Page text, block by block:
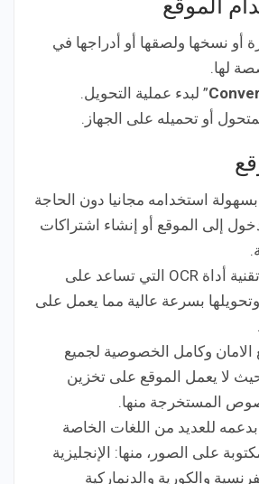
الموقع
أو نسخها ولصقها أو أدراجها في
لها.
” لبدء عملية التحويل.
أو تحميله على الجهاز.
بسهولة استخدامه مجانيا دون الحاجة
إلى الموقع أو إنشاء اشتراكات
يوفر الموقع تقنية أداة OCR التي تساعد على
بسرعة عالية مما يعمل على
الامان وكامل الخصوصية لجميع
لا يعمل الموقع على تخزين
المستخرجة منها.
بدعمه للعديد من اللغات الخاصة
على الصور، منها: الإنجليزية
والكورية والدنماركية